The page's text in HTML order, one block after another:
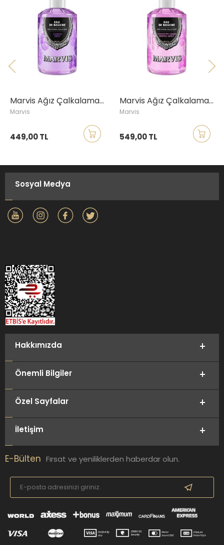
Marvis Ağız Çalkalama Suyu Yasemin-Nane, 400ml
Marvis
449,00 TL
Marvis Ağız Çalkalama Suyu Sensitive Gum, 400ml
Marvis
549,00 TL
Sosyal Medya
Hakkımızda
Önemli Bilgiler
Özel Sayfalar
İletişim
E-Bülten Fırsat ve yeniliklerden haberdar olun.